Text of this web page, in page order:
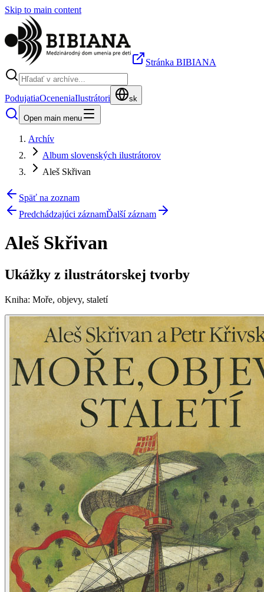
Skip to main content
Stránka BIBIANA
PodujatiaOceneniaIlustrátori sk
Open main menu
Archív
Album slovenských ilustrátorov
Aleš Skřivan
Späť na zoznam
Predchádzajúci záznamĎalší záznam
Aleš Skřivan
Ukážky z ilustrátorskej tvorby
Kniha: Moře, objevy, staletí